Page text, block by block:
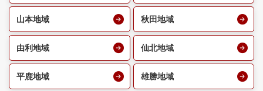
山本地域 秋田地域
由利地域 仙北地域
平鹿地域 雄勝地域